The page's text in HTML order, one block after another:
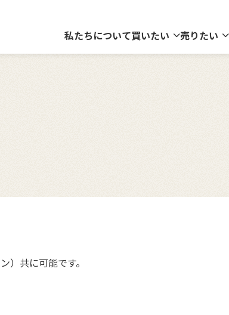
私たちについて買いたい 売りたい
）共に可能です。